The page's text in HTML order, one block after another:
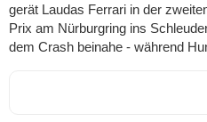
gerät Laudas Ferrari in der
Prix am Nürburgring ins
dem Crash beinahe - während